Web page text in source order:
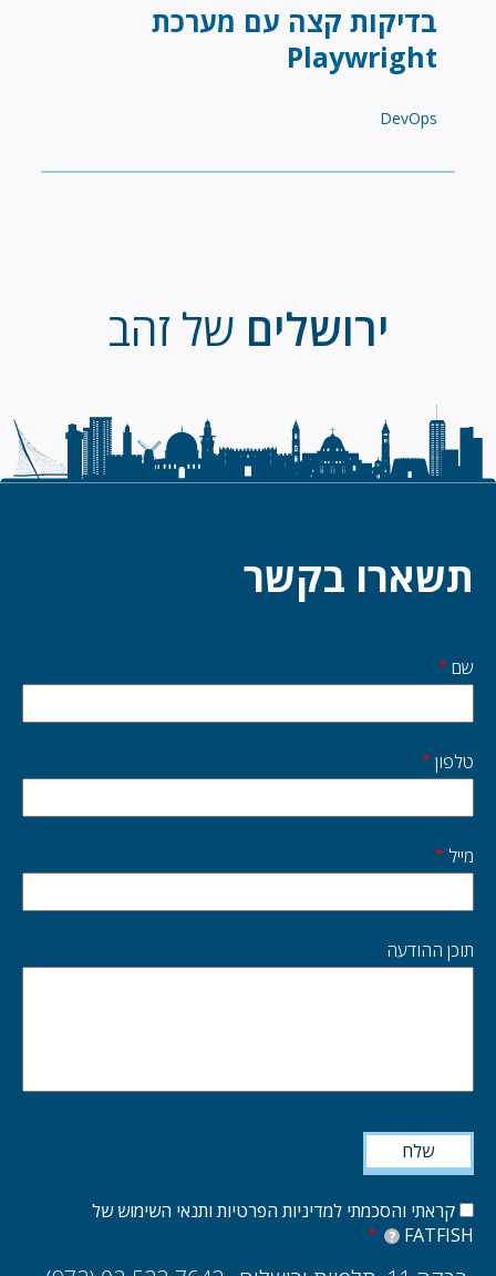
בדיקות קצה עם מערכת
Playwright
DevOps
ירושלים של זהב
תשארו בקשר
Start
side
שם
טלפון
מייל
תוכן ההודעה
קראתי והסכמתי למדיניות הפרטיות ותנאי השימוש של
FATFISH
?